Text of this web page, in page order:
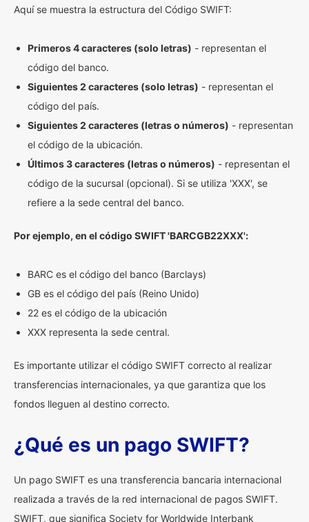
Aquí se muestra la estructura del Código SWIFT:
Primeros 4 caracteres (solo letras) - representan el
código del banco.
Siguientes 2 caracteres (solo letras) - representan el
código del país.
Siguientes 2 caracteres (letras o números) - representan
el código de la ubicación.
Últimos 3 caracteres (letras o números) - representan el
código de la sucursal (opcional). Si se utiliza 'XXX', se
refiere a la sede central del banco.
Por ejemplo, en el código SWIFT 'BARCGB22XXX':
BARC es el código del banco (Barclays)
GB es el código del país (Reino Unido)
22 es el código de la ubicación
XXX representa la sede central.
Es importante utilizar el código SWIFT correcto al realizar
transferencias internacionales, ya que garantiza que los
fondos lleguen al destino correcto.
¿Qué es un pago SWIFT?
Un pago SWIFT es una transferencia bancaria internacional
realizada a través de la red internacional de pagos SWIFT.
SWIFT, que significa Society for Worldwide Interbank